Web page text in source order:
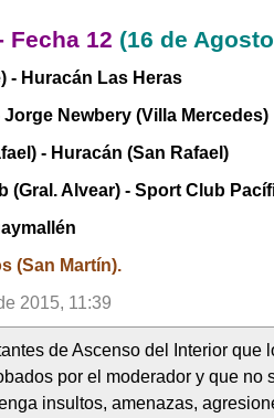
Fecha 12 (16 de
- Huracán Las Heras
Newbery (Villa Mercedes)
- Huracán (San Rafael)
(Gral. Alvear) - Sport Club
(San Martín).
2015, 11:39
de Ascenso del Interior que
por el moderador y que no
insultos, amenazas,